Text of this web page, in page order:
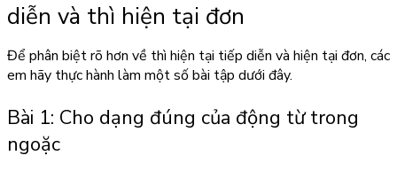
diễn và thì hiện tại đơn
Để phân biệt rõ hơn về thì hiện tại tiếp diễn và hiện tại đơn, các
em hãy thực hành làm một số bài tập dưới đây.
Bài 1: Cho dạng đúng của động từ trong
ngoặc